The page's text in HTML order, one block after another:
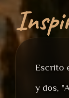
Escrito
y dos,